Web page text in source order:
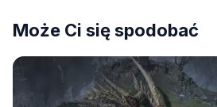
Może Ci się spodobać